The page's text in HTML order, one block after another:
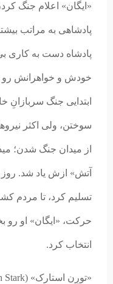
«ایگان» اعلام جنگ
پادشاهی به مراتب
پادشاه دست به کاری
خودش و خواهرانش رو
ابتدایی جنگ سربازانِ
سوختن، ولی اکثر
از میدان جنگ شدن؛
آتش» ازش یاد شد.
تسلیم کرد، تا مردم
حرکت، «ایگان» او رو
انتخاب کرد.